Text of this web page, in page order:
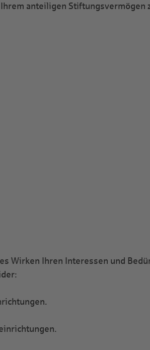
anteiligen Stiftungsvermögen
Wirken Ihren Interessen und